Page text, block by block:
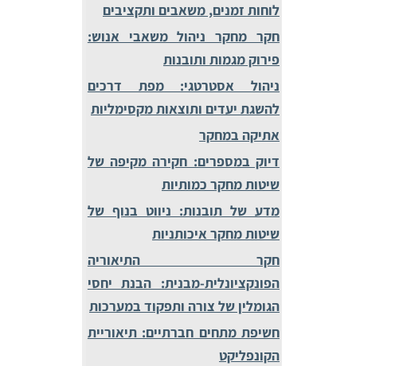
לוחות זמנים, משאבים ותקציבים
חקר מחקר ניהול משאבי אנוש:
פירוק מגמות ותובנות
ניהול אסטרטגי: מפת דרכים
להשגת יעדים ותוצאות מקסימליות
אתיקה במחקר
דיוק במספרים: חקירה מקיפה של
שיטות מחקר כמותיות
מדע של תובנות: ניווט בנוף של
שיטות מחקר איכותניות
חקר התיאוריה
הפונקציונלית-מבנית: הבנת יחסי
הגומלין של צורה ותפקוד במערכות
חשיפת מתחים חברתיים: תיאוריית
הקונפליקט